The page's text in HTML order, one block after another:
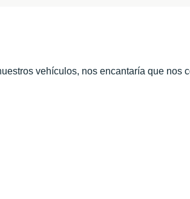
vehículos, nos encantaría que nos